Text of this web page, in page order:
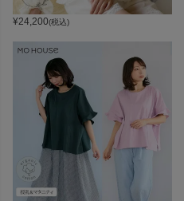
¥24,200(税込)